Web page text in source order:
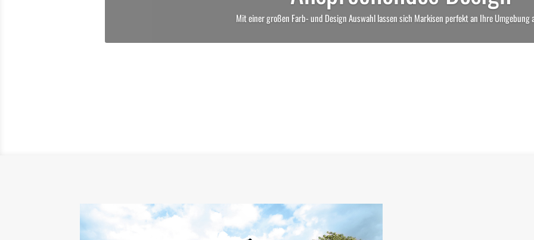
Mit einer großen Farb- und Design Auswahl lassen sich Markisen perfekt an Ihre Umgebung